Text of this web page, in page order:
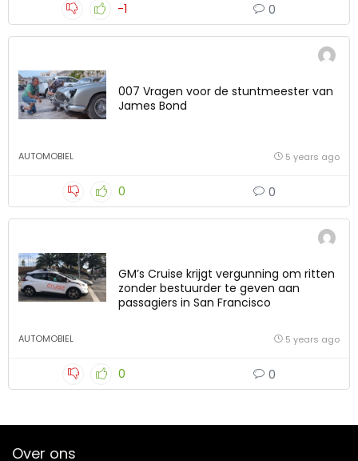
-1 0
007 Vragen voor de stuntmeester van
James Bond
AUTOMOBIEL 5 years ago
0 0
GM’s Cruise krijgt vergunning om ritten
zonder bestuurder te geven aan
passagiers in San Francisco
AUTOMOBIEL 5 years ago
0 0
Over ons